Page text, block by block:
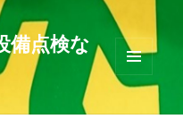
備点検な
メニュ
ィジェ